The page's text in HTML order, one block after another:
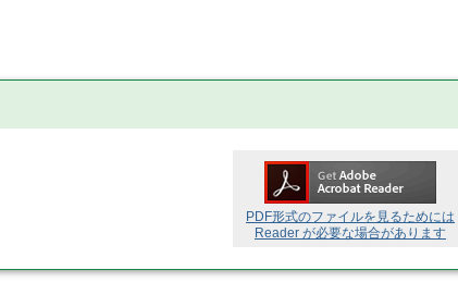
PDF形式のファイルを見るためには
Reader が必要な場合があります